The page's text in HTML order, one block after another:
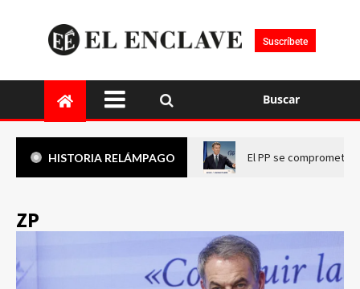
Suscríbete
Buscar
HISTORIA RELÁMPAGO El PP se compromete
ZP